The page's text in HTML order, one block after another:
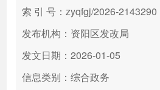
政务服务
高效办成一件事
索 引 号：zyqfgj/2026-2143290
发布机构：资阳区发改局
发文日期：2026-01-05
信息类别：综合政务